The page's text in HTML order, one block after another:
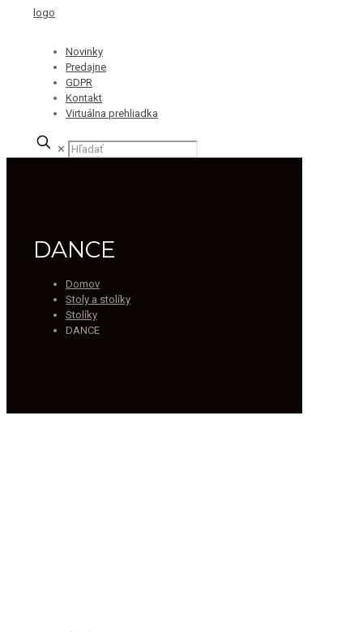
Novinky
Predajne
GDPR
Kontakt
Virtuálna prehliadka
✕
DANCE
Domov
Stoly a stolíky
Stolíky
DANCE